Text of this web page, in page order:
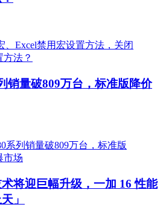
销量破809万台，标准版降价
将迎巨幅升级，一加 16 性能
」